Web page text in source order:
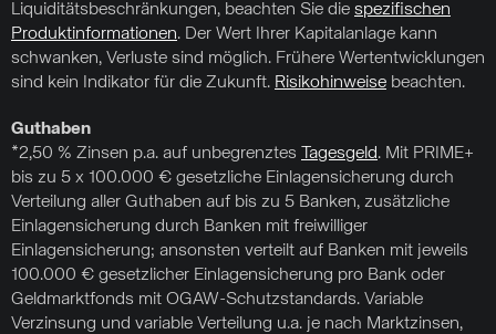
Liquiditätsbeschränkungen, beachten Sie die spezifischen
Produktinformationen. Der Wert Ihrer Kapitalanlage kann
schwanken, Verluste sind möglich. Frühere Wertentwicklungen
sind kein Indikator für die Zukunft. Risikohinweise beachten.
Guthaben
*2,50 % Zinsen p.a. auf unbegrenztes
Tagesgeld. Mit PRIME+
bis zu 5 x 100.000 € gesetzliche Einlagensicherung durch
Verteilung aller Guthaben auf bis zu 5 Banken, zusätzliche
Einlagensicherung durch Banken mit freiwilliger
Einlagensicherung; ansonsten verteilt auf Banken mit jeweils
100.000 € gesetzlicher Einlagensicherung pro Bank oder
Geldmarktfonds mit OGAW-Schutzstandards. Variable
Verzinsung und variable Verteilung u.a. je nach Marktzinsen,